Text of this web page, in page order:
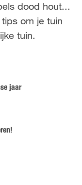
dood hout...
om je tuin
tuin.
jaar